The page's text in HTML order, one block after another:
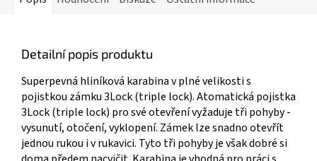
Detailní popis produktu
Superpevná hliníková karabina v plné velikosti s
pojistkou zámku 3Lock (triple lock). Atomatická pojistka
3Lock (triple lock) pro své otevření vyžaduje tři pohyby -
vysunutí, otočení, vyklopení. Zámek lze snadno otevřít
jednou rukou i v rukavici. Tyto tři pohyby je však dobré si